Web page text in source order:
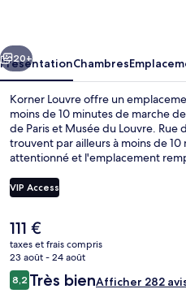
Suivant
20+
PrésentationChambres
Korner Louvre offre un
moins de 10 minutes de marche
de Paris et Musée du Louvre. Rue
trouvent par ailleurs à moins de
attentionné et l'emplacement
distance à pied des transports
Septembre se trouve à 3 min et
VIP Access
Le
prix
actuel
est
de
111 €
taxes et frais compris
23 août - 24 août
Avis
voyageurs
8,28,2 sur 10
Très bienAfficher 282